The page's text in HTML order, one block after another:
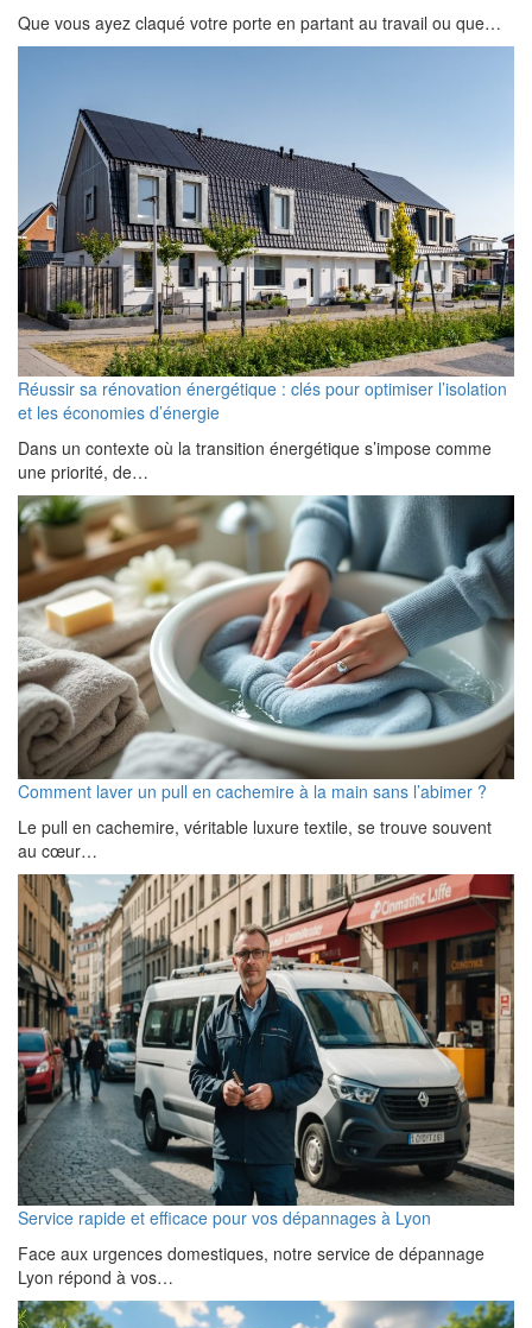
Que vous ayez claqué votre porte en partant au travail ou que…
Réussir sa rénovation énergétique : clés pour optimiser l’isolation
et les économies d’énergie
Dans un contexte où la transition énergétique s’impose comme
une priorité, de…
Comment laver un pull en cachemire à la main sans l’abimer ?
Le pull en cachemire, véritable luxure textile, se trouve souvent
au cœur…
Service rapide et efficace pour vos dépannages à Lyon
Face aux urgences domestiques, notre service de dépannage
Lyon répond à vos…